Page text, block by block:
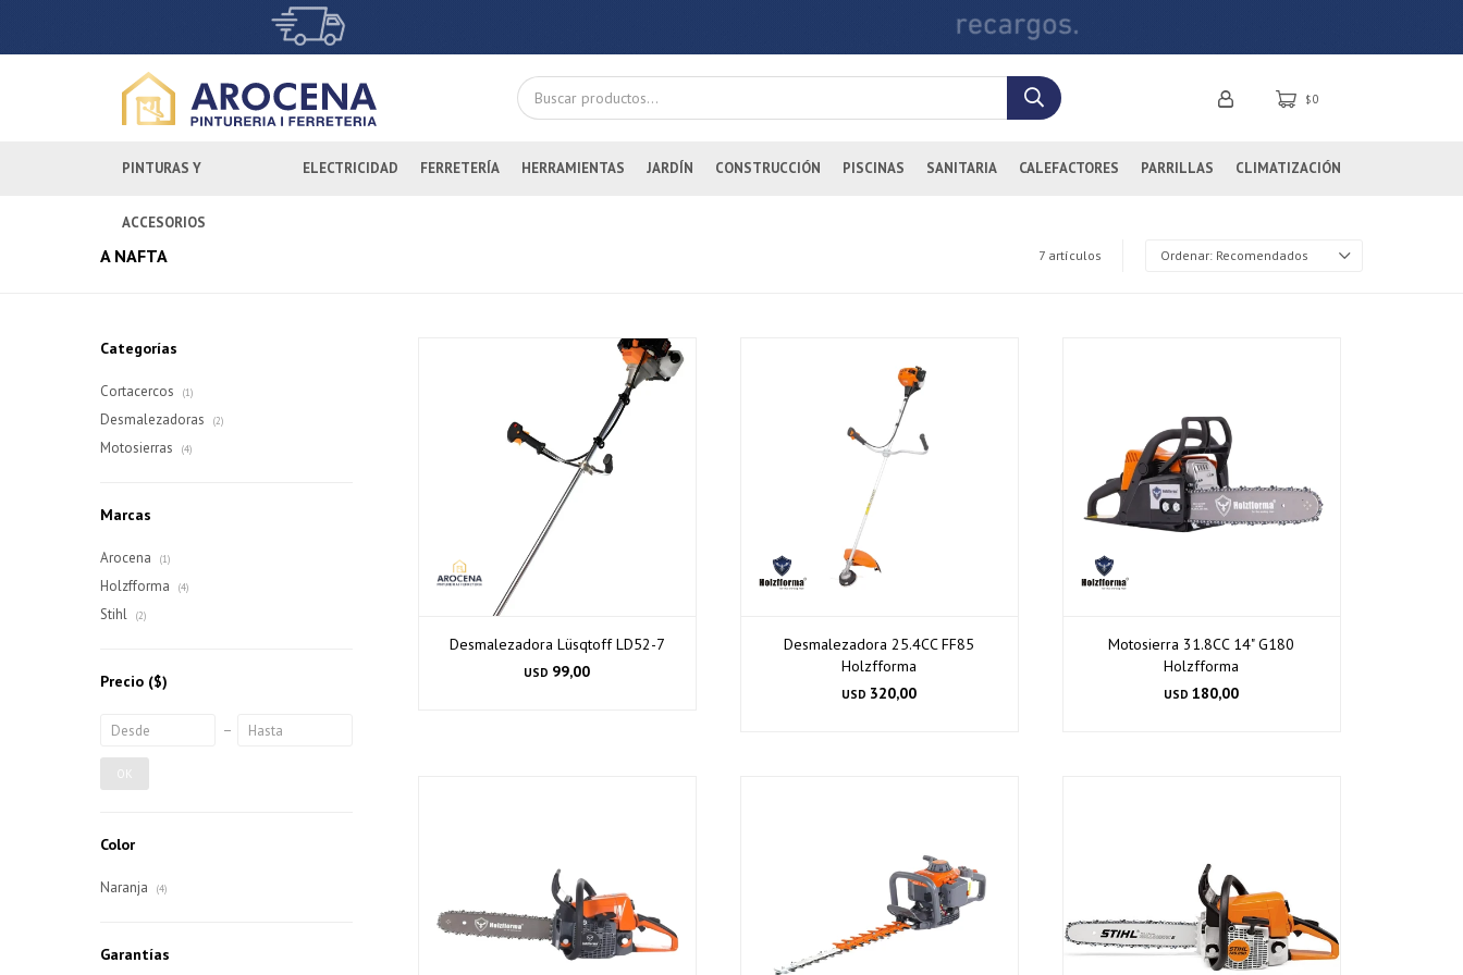
PINTURAS Y
ACCESORIOS
ELECTRICIDAD FERRETERÍA HERRAMIENTAS JARDÍN CONSTRUCCIÓN PISCINAS SANITARIA CALEFACTORES PARRILLAS CLIMATIZACIÓN
$0
A NAFTA 7 artículos Recomendados
Desmalezadora Lüsqtoff LD52-7
USD 99,00
Desmalezadora 25.4CC FF85
Holzfforma
USD 320,00
Motosierra 31.8CC 14" G180
Holzfforma
USD 180,00
Categorías
Cortacercos (1)
Desmalezadoras (2)
Motosierras (4)
Marcas
Arocena (1)
Holzfforma (4)
Stihl (2)
Precio ($)
OK
Color
Naranja (4)
Garantías
¡Sumate a la forma más ágil de comprar!
Comprá en 3 cuotas sin recargo o hasta en 12